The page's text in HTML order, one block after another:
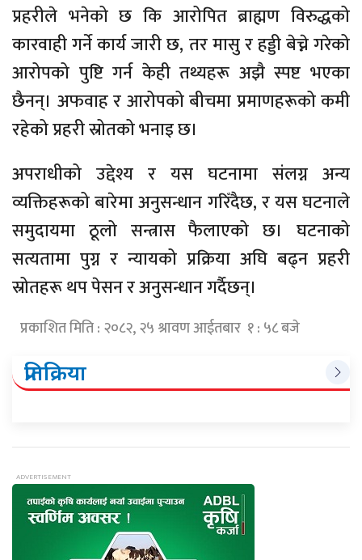
प्रहरीले भनेको छ कि आरोपित ब्राह्मण विरुद्धको
कारवाही गर्ने कार्य जारी छ, तर मासु र हड्डी बेच्ने गरेको
आरोपको पुष्टि गर्न केही तथ्यहरू अझै स्पष्ट भएका
छैनन्। अफवाह र आरोपको बीचमा प्रमाणहरूको कमी
रहेको प्रहरी स्रोतको भनाइ छ।
अपराधीको उद्देश्य र यस घटनामा संलग्न अन्य
व्यक्तिहरूको बारेमा अनुसन्धान गरिँदैछ, र यस घटनाले
समुदायमा ठूलो सन्त्रास फैलाएको छ। घटनाको
सत्यतामा पुग्न र न्यायको प्रक्रिया अघि बढ्न प्रहरी
स्रोतहरू थप पेसन र अनुसन्धान गर्दैछन्।
प्रकाशित मिति : २०८२, २५ श्रावण आईतबार १ : ५८ बजे
प्रतिक्रिया